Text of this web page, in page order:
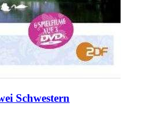
Schwestern